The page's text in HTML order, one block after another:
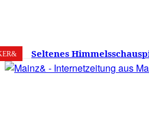
6. August 2026 26.2 Mainz
Seltenes
am 12. August 2026 –